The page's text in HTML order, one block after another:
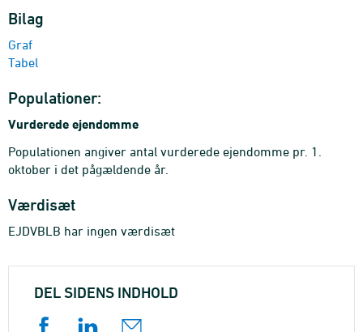
Bilag
Graf
Tabel
Populationer:
Vurderede ejendomme
Populationen angiver antal vurderede ejendomme pr. 1.
oktober i det pågældende år.
Værdisæt
EJDVBLB har ingen værdisæt
DEL SIDENS INDHOLD